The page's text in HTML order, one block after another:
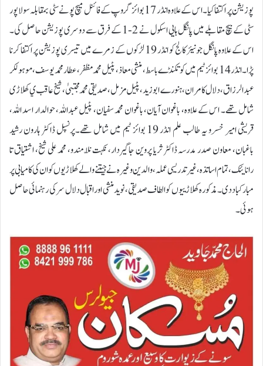
پوزیشن پر اکتفا کیا۔ اس کے علاوہ انڈر 17 بوائز گروپ کے فائنل میچ پونے سٹی بمقابلہ سولاپور
سٹی کے بیچ مقابلے میں پانگل ہایی اسکول نے 2-1 کے فرق سے دوسری پوزیشن حاصل کی۔
اس کے علاوہ پانگل جونیئر کالج کو انڈر 19 لڑکوں کے زمرے میں تیسری پوزیشن پر اکتفا کرنا
پڑا۔انڈر 14 بوائز ٹیم میں کوتکنڈے باسط، منشی معاذ، پٹیل محمد مظفر، عطار محمد یوسف، موہولکر
عبدالرزاق، دلال کامران، ہنورے ابو زید، پٹیل مزمل، صدیقی محمد مجتبیٰ، شیخ عاقب ي کھلاڑی
شامل تھے۔ اس کے علاوہ، باغوان آیان، باغوان محمد سفیان، پٹیل عبداللہ، حوالدار اسد اللہ،
قریشی امیر خسرو یہ طالب علم انڈر 19 بوائز ٹیم میں شامل تھے۔پرنسپل ڈاکٹر ہارون رشید
باغبان، معاون صدر مدرسہ ڈاکٹر ثریا پروین جاگیردار، نکہت نلّا مندو، محمد علی شیخ، اشتیاق تا
رانايئک، تمام اساتذہ، غیر تدریسی عملہ، والدین وغیرہ نے جیتنے والے کھلاڑیوں کو ان کی کامیابی پر
مبارکباد دی۔ مذکورہ کھلاڑییوں کو الطاف صدیقی، نوید منشی اور اقبال دلال سر کی رہنمائی حاصل
ہوئی۔